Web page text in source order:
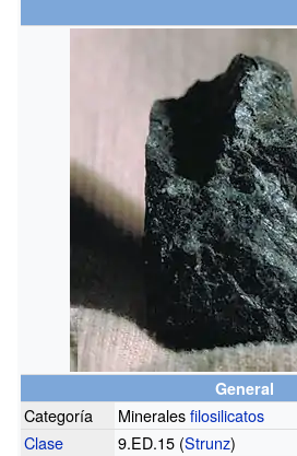
General
Categoría Mineralesfilosilicatos
Clase
9.ED.15 (Strunz)